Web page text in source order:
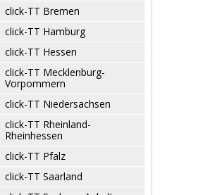
click-TT Bremen
click-TT Hamburg
click-TT Hessen
click-TT Mecklenburg-
Vorpommern
click-TT Niedersachsen
click-TT Rheinland-
Rheinhessen
click-TT Pfalz
click-TT Saarland